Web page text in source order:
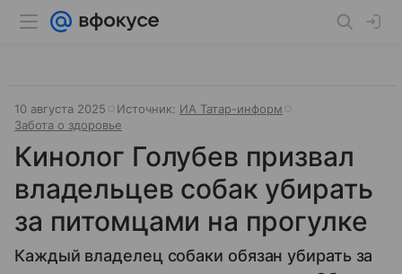
10 августа 2025 Источник: ИА Татар-информ
Забота о здоровье
Кинолог Голубев призвал
владельцев собак убирать
за питомцами на прогулке
Каждый владелец собаки обязан убирать за